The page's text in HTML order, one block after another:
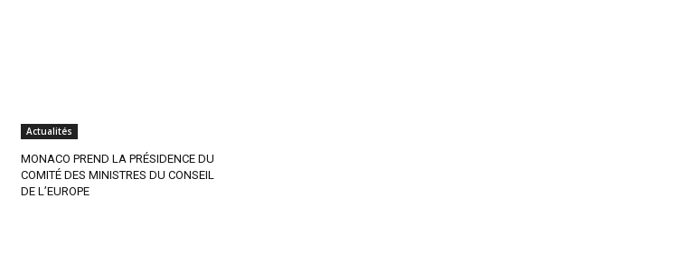
Actualités
MONACO PREND LA PRÉSIDENCE DU
COMITÉ DES MINISTRES DU CONSEIL
DE L’EUROPE